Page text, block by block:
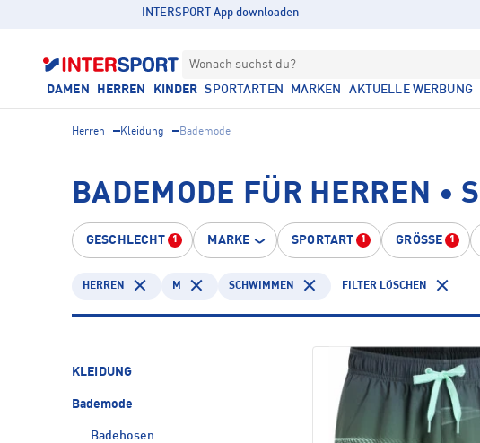
INTERSPORT App downloaden
Wonach suchst du?
DAMEN HERREN KINDER SPORTARTEN MARKEN AKTUELLE WERBUNG
Herren Kleidung Bademode
BADEMODE FÜR HERREN •
GESCHLECHT 1 MARKE SPORTART 1 GRÖSSE 1
HERREN M SCHWIMMEN FILTER LÖSCHEN
KLEIDUNG
Bademode
Badehosen